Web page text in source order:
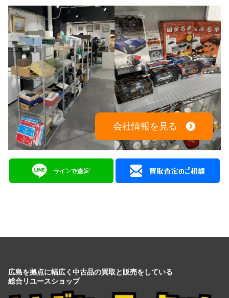
会社情報を見る
広島を拠点に幅広く中古品の買取と販売をしている
総合リユースショップ